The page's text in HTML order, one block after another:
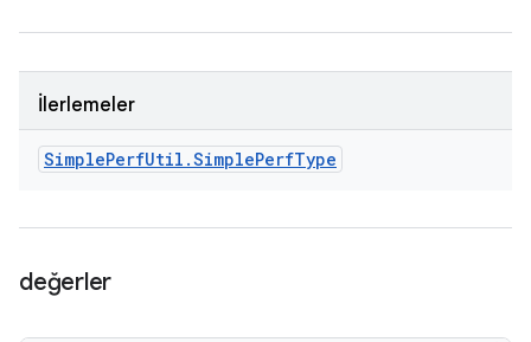
İlerlemeler
SimplePerfUtil .SimplePerfType
değerler